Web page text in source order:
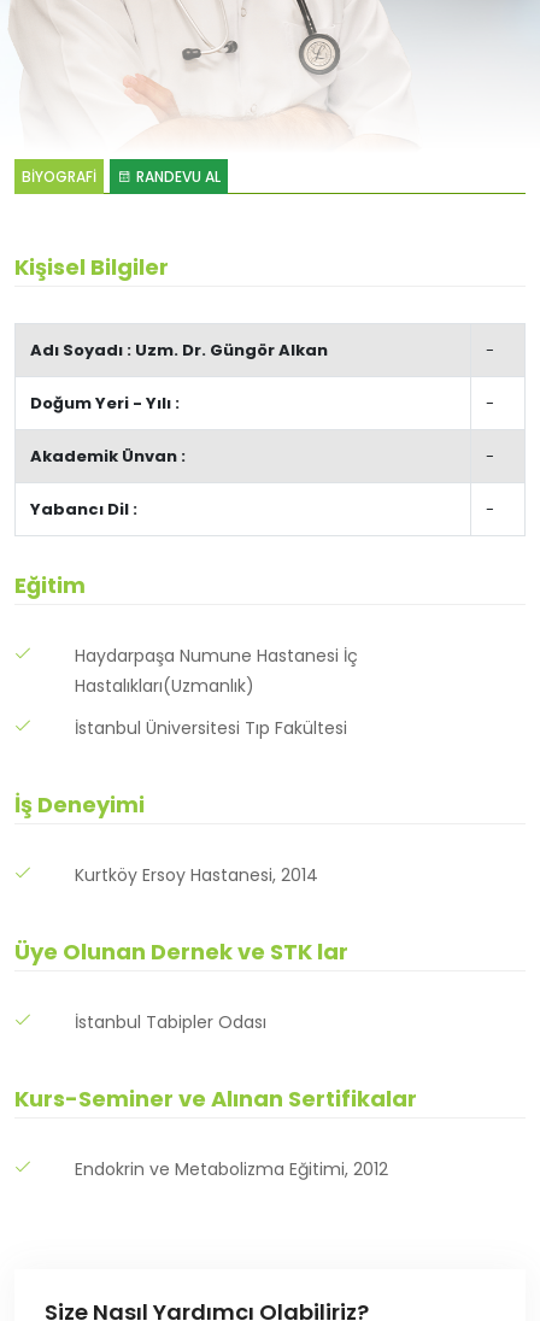
Size Nasıl Yardımcı Olabiliriz?
BİYOGRAFİ RANDEVU AL
Kişisel Bilgiler
Adı Soyadı : Uzm. Dr. Güngör Alkan -
Doğum Yeri - Yılı : -
Akademik Ünvan : -
Yabancı Dil : -
Eğitim
Haydarpaşa Numune Hastanesi İç
Hastalıkları(Uzmanlık)
İstanbul Üniversitesi Tıp Fakültesi
İş Deneyimi
Kurtköy Ersoy Hastanesi, 2014
Üye Olunan Dernek ve STK lar
İstanbul Tabipler Odası
Kurs-Seminer ve Alınan Sertifikalar
Endokrin ve Metabolizma Eğitimi, 2012